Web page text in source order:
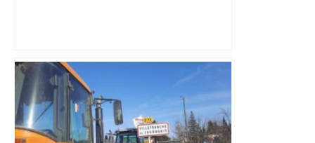
Top 14: comment Perpignan a une
nouvelle fois fait tomber Toulouse? –
RMC Sport